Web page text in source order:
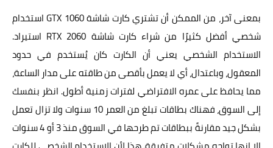
بمعنى آخر، من الممكن أن تشتري كارت شاشة GTX 1060 استخدام
شخصي أفضل كثيرًا من شراء كارت شاشة RTX 2060 استيراد.
الاستخدام الشخصي يعني أن الكارت كان يُستخدم في حدود
المعقول، وباعتدال، أي لا يعمل بأقصى من طاقته على مدار الساعة،
مما يحافظ على عمره الافتراضي لفترات زمنية أطول. انظر بنفسك
إلى السوق، فهناك بطاقات تبلغ من العمر 10 سنوات ولا تزال تعمل
بشكل جيد مقارنةً ببطاقات تم طرحها في السوق منذ 3 أو 4 سنوات